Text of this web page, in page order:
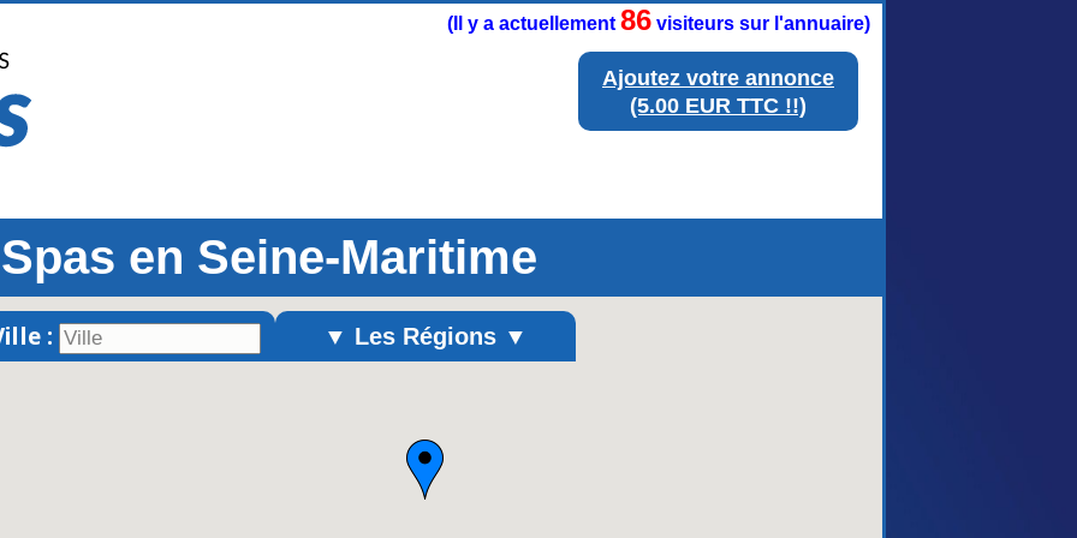
Ajoutez votre annonce
(5.00 EUR TTC !!)
(Il y a actuellement 86 visiteurs sur l'annuaire)
Spas en Seine-Maritime
: ▼ Les Régions ▼
Auvergne
Basse-Normandie